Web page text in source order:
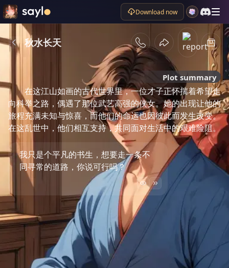
Download now
秋水长天
Plot summary
在这江山如画的古代世界里，一位才子正怀揣着希望走
向科举之路，偶遇了那位武艺高强的侠女。她的出现让他的
旅程充满未知与惊喜，而他们的命运也因彼此而发生改变。
在这乱世中，他们相互支持，共同面对生活中的艰难险阻。
我只是个平凡的书生，想要走一条不
同寻常的道路，你说可行吗？